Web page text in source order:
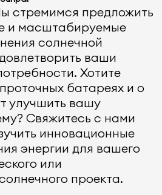
стремимся предложить
и масштабируемые
солнечной
ваши
Хотите
батареях и о
улучшить вашу
Свяжитесь с нами
инновационные
энергии для вашего
или
проекта.